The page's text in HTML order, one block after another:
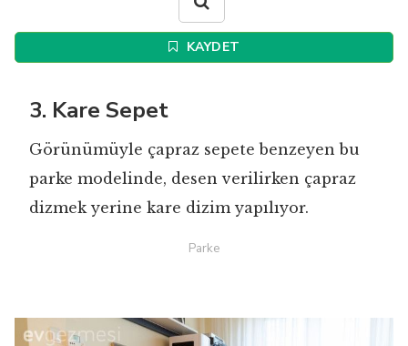
KAYDET
3. Kare Sepet
Görünümüyle çapraz sepete benzeyen bu
parke modelinde, desen verilirken çapraz
dizmek yerine kare dizim yapılıyor.
Parke